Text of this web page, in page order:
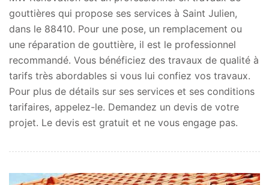
gouttières qui propose ses services à Saint Julien,
dans le 88410. Pour une pose, un remplacement ou
une réparation de gouttière, il est le professionnel
recommandé. Vous bénéficiez des travaux de qualité à
tarifs très abordables si vous lui confiez vos travaux.
Pour plus de détails sur ses services et ses conditions
tarifaires, appelez-le. Demandez un devis de votre
projet. Le devis est gratuit et ne vous engage pas.